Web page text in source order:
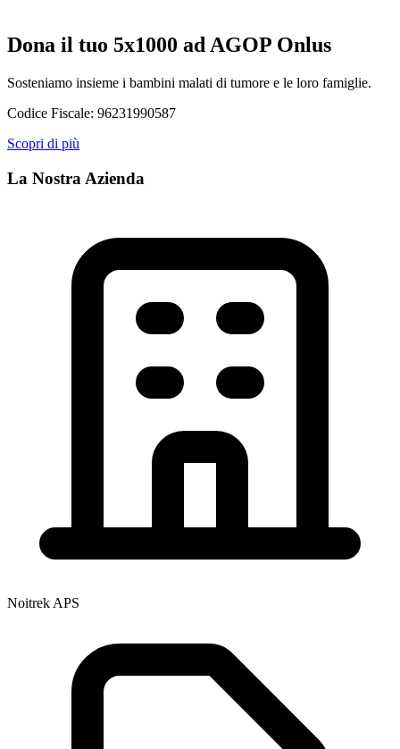
Dona il tuo 5x1000 ad AGOP Onlus
Sosteniamo insieme i bambini malati di tumore e le loro famiglie.
Codice Fiscale: 96231990587
Scopri di più
La Nostra Azienda
Noitrek APS